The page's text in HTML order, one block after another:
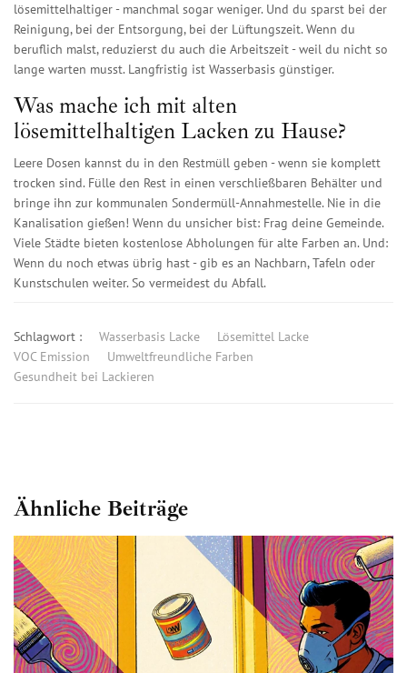
lösemittelhaltiger - manchmal sogar weniger. Und du sparst bei der
Reinigung, bei der Entsorgung, bei der Lüftungszeit. Wenn du
beruflich malst, reduzierst du auch die Arbeitszeit - weil du nicht so
lange warten musst. Langfristig ist Wasserbasis günstiger.
Was mache ich mit alten
lösemittelhaltigen Lacken zu Hause?
Leere Dosen kannst du in den Restmüll geben - wenn sie komplett
trocken sind. Fülle den Rest in einen verschließbaren Behälter und
bringe ihn zur kommunalen Sondermüll-Annahmestelle. Nie in die
Kanalisation gießen! Wenn du unsicher bist: Frag deine Gemeinde.
Viele Städte bieten kostenlose Abholungen für alte Farben an. Und:
Wenn du noch etwas übrig hast - gib es an Nachbarn, Tafeln oder
Kunstschulen weiter. So vermeidest du Abfall.
Schlagwort : Wasserbasis Lacke
Lösemittel Lacke
VOC Emission
Umweltfreundliche Farben
Gesundheit bei Lackieren
Ähnliche Beiträge